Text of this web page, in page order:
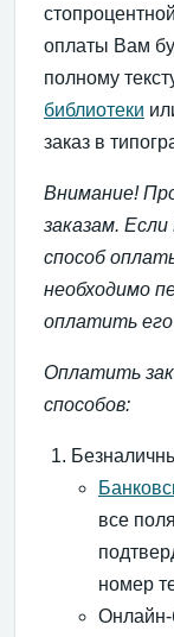
оплаты Вам
полному
библиотеки
заказ в
Внимание!
заказам.
способ
необходимо
оплатить
Оплатить
способов:
все
номер
Онлайн-